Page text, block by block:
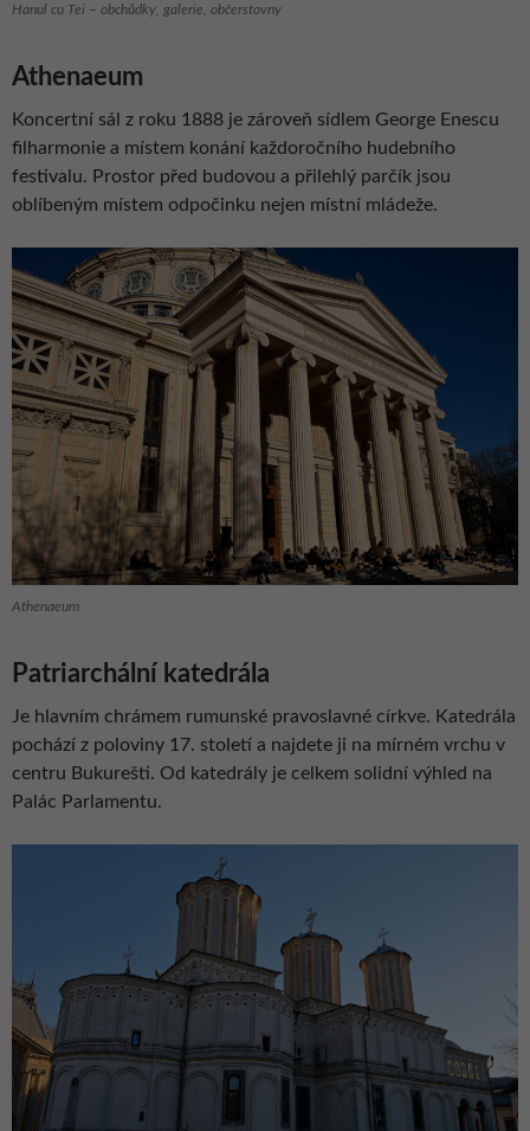
Hanul cu Tei – obchůdky, galerie, občerstovny
Athenaeum
Koncertní sál z roku 1888 je zároveň sídlem George Enescu
filharmonie a místem konání každoročního hudebního
festivalu. Prostor před budovou a přilehlý parčík jsou
oblíbeným místem odpočinku nejen místní mládeže.
Athenaeum
Patriarchální katedrála
Je hlavním chrámem rumunské pravoslavné církve. Katedrála
pochází z poloviny 17. století a najdete ji na mírném vrchu v
centru Bukurešti. Od katedrály je celkem solidní výhled na
Palác Parlamentu.